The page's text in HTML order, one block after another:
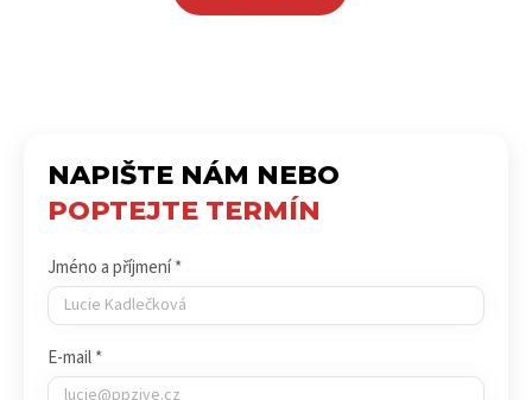
NAPIŠTE NÁM NEBO
POPTEJTE TERMÍN
Jméno a příjmení *
E-mail *